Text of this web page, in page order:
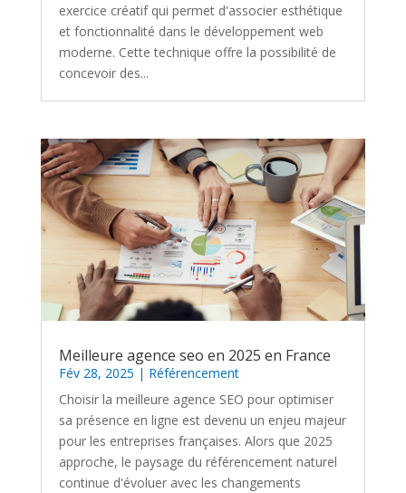
exercice créatif qui permet d'associer esthétique
et fonctionnalité dans le développement web
moderne. Cette technique offre la possibilité de
concevoir des...
Meilleure agence seo en 2025 en France
Fév 28, 2025 | Référencement
Choisir la meilleure agence SEO pour optimiser
sa présence en ligne est devenu un enjeu majeur
pour les entreprises françaises. Alors que 2025
approche, le paysage du référencement naturel
continue d'évoluer avec les changements